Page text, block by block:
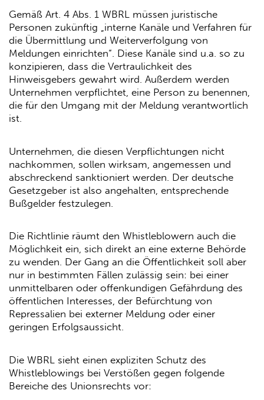
Gemäß Art. 4 Abs. 1 WBRL müssen juristische
Personen zukünftig „interne Kanäle und Verfahren für
die Übermittlung und Weiterverfolgung von
Meldungen einrichten“. Diese Kanäle sind u.a. so zu
konzipieren, dass die Vertraulichkeit des
Hinweisgebers gewahrt wird. Außerdem werden
Unternehmen verpflichtet, eine Person zu benennen,
die für den Umgang mit der Meldung verantwortlich
ist.
Unternehmen, die diesen Verpflichtungen nicht
nachkommen, sollen wirksam, angemessen und
abschreckend sanktioniert werden. Der deutsche
Gesetzgeber ist also angehalten, entsprechende
Bußgelder festzulegen.
Die Richtlinie räumt den Whistleblowern auch die
Möglichkeit ein, sich direkt an eine externe Behörde
zu wenden. Der Gang an die Öffentlichkeit soll aber
nur in bestimmten Fällen zulässig sein: bei einer
unmittelbaren oder offenkundigen Gefährdung des
öffentlichen Interesses, der Befürchtung von
Repressalien bei externer Meldung oder einer
geringen Erfolgsaussicht.
Die WBRL sieht einen expliziten Schutz des
Whistleblowings bei Verstößen gegen folgende
Bereiche des Unionsrechts vor: